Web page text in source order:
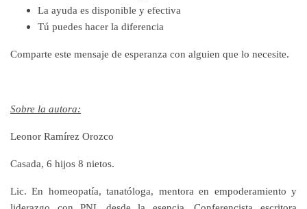
La ayuda es disponible y efectiva
Tú puedes hacer la diferencia
Comparte este mensaje de esperanza con alguien que lo necesite.
Sobre la autora:
Leonor Ramírez Orozco
Casada, 6 hijos 8 nietos.
Lic. En homeopatía, tanatóloga, mentora en empoderamiento y